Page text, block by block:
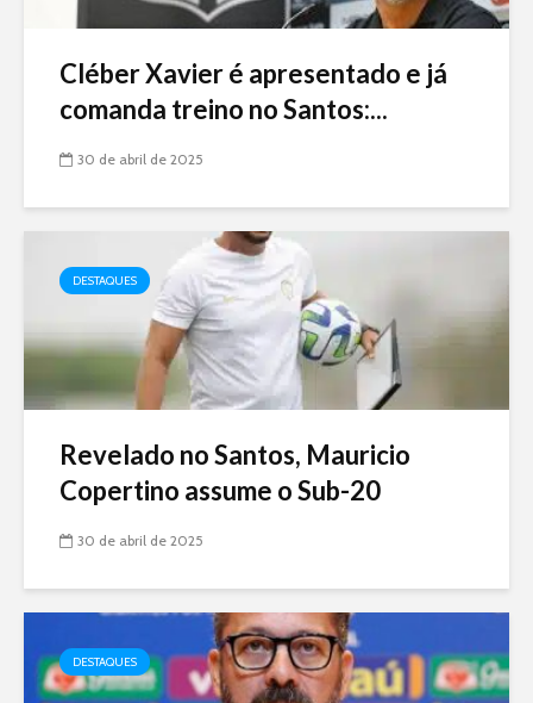
Cléber Xavier é apresentado e já
comanda treino no Santos:...
30 de abril de 2025
DESTAQUES
Revelado no Santos, Mauricio
Copertino assume o Sub-20
30 de abril de 2025
DESTAQUES